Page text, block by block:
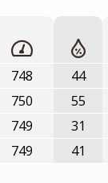
748 44
750 55
749 31
749 41